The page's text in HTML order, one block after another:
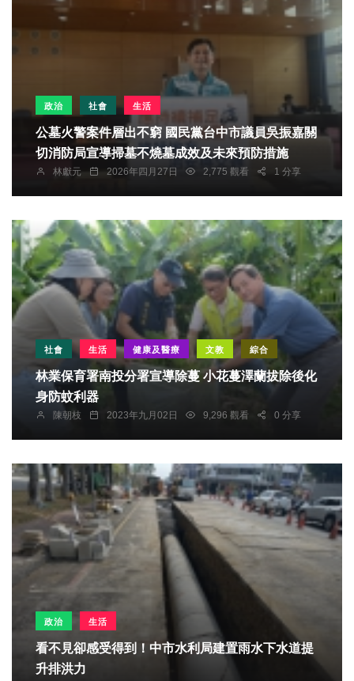
政治 社會 生活
公墓火警案件層出不窮 國民黨台中市議員吳振嘉關
切消防局宣導掃墓不燒墓成效及未來預防措施
林獻元 2026年四月27日 2,775 觀看 1 分享
社會 生活 健康及醫療 文教 綜合
林業保育署南投分署宣導除蔓 小花蔓澤蘭拔除後化
身防蚊利器
陳朝枝 2023年九月02日 9,296 觀看 0 分享
政治 生活
看不見卻感受得到！中市水利局建置雨水下水道提
升排洪力